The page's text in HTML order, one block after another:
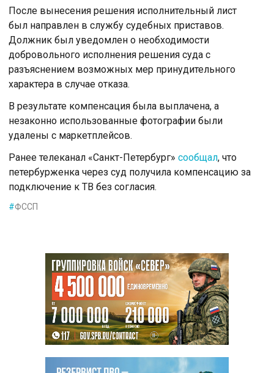
После вынесения решения исполнительный лист
был направлен в службу судебных приставов.
Должник был уведомлен о необходимости
добровольного исполнения решения суда с
разъяснением возможных мер принудительного
характера в случае отказа.
В результате компенсация была выплачена, а
незаконно использованные фотографии были
удалены с маркетплейсов.
Ранее телеканал «Санкт-Петербург» сообщал, что
петербурженка через суд получила компенсацию за
подключение к ТВ без согласия.
#ФССП